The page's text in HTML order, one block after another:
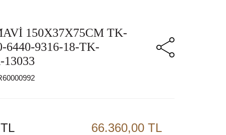
150X37X75CM TK-
6440-9316-18-TK-
13033
66.360,00 TL